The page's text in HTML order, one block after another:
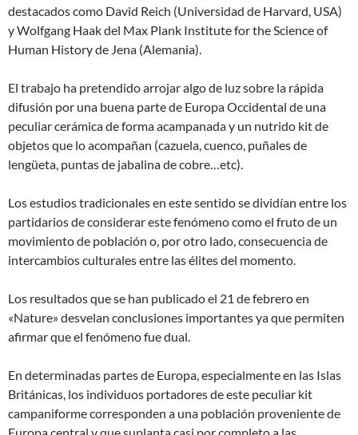
destacados como David Reich (Universidad de Harvard, USA)
y Wolfgang Haak del Max Plank Institute for the Science of
Human History de Jena (Alemania).
El trabajo ha pretendido arrojar algo de luz sobre la rápida
difusión por una buena parte de Europa Occidental de una
peculiar cerámica de forma acampanada y un nutrido kit de
objetos que lo acompañan (cazuela, cuenco, puñales de
lengüeta, puntas de jabalina de cobre…etc).
Los estudios tradicionales en este sentido se dividían entre los
partidarios de considerar este fenómeno como el fruto de un
movimiento de población o, por otro lado, consecuencia de
intercambios culturales entre las élites del momento.
Los resultados que se han publicado el 21 de febrero en
«Nature» desvelan conclusiones importantes ya que permiten
afirmar que el fenómeno fue dual.
En determinadas partes de Europa, especialmente en las Islas
Británicas, los individuos portadores de este peculiar kit
campaniforme corresponden a una población proveniente de
Europa central y que suplanta casi por completo a las